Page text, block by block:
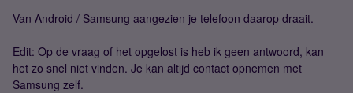
Van Android / Samsung aangezien je telefoon daarop draait.
Edit: Op de vraag of het opgelost is heb ik geen antwoord, kan
het zo snel niet vinden. Je kan altijd contact opnemen met
Samsung zelf.